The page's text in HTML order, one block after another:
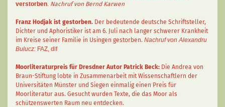
verstorben. Nachruf von Bernd Karwen
Franz Hodjak ist gestorben. Der bedeutende deutsche Schriftsteller,
Dichter und Aphoristiker ist am 6. Juli nach langer schwerer Krankheit
im Kreise seiner Familie in Usingen gestorben. Nachruf von Alexandru
Bulucz: FAZ, dlf
Moorliteraturpreis für Dresdner Autor Patrick Beck: Die Andrea von
Braun-Stiftung lobte in Zusammenarbeit mit Wissenschaftlern der
Universitäten Münster und Siegen einmalig einen Preis für
Moorliteratur aus. Gesucht wurden Texte, die das Moor als
schützenswerten Raum neu entdecken.